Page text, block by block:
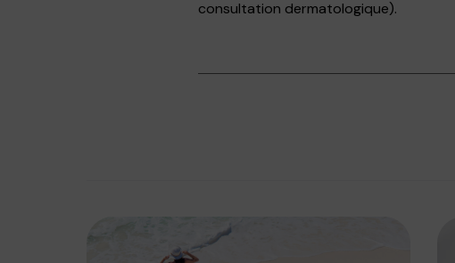
consultation dermatologique).